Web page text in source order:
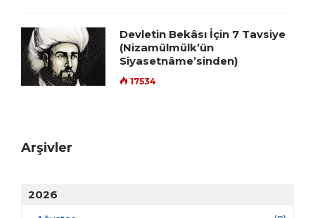
Devletin Bekâsı İçin 7 Tavsiye
(Nizamülmülk’ün
Siyasetnâme’sinden)
17534
Arşivler
2026